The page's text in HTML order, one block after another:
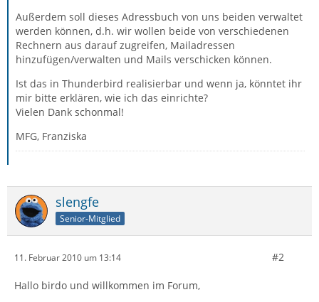
Außerdem soll dieses Adressbuch von uns beiden verwaltet
werden können, d.h. wir wollen beide von verschiedenen
Rechnern aus darauf zugreifen, Mailadressen
hinzufügen/verwalten und Mails verschicken können.
Ist das in Thunderbird realisierbar und wenn ja, könntet ihr
mir bitte erklären, wie ich das einrichte?
Vielen Dank schonmal!
MFG, Franziska
slengfe
Senior-Mitglied
11. Februar 2010 um 13:14 #2
Hallo birdo und willkommen im Forum,